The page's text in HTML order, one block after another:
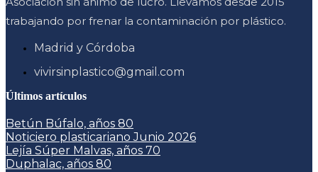
trabajando por frenar la contaminación por plástico.
Madrid y Córdoba
vivirsinplastico@gmail.com
Últimos artículos
Betún Búfalo, años 80
Noticiero plasticariano Junio 2026
Lejía Súper Malvas, años 70
Duphalac, años 80